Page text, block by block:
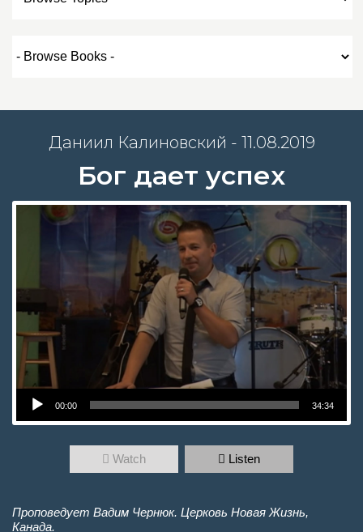
Даниил Калиновский - 11.08.2019
Бог дает успех
Аудиоплеер
00:00 34:34
Watch Listen
Проповедует Вадим Чернюк. Церковь Новая Жизнь,
Канада.